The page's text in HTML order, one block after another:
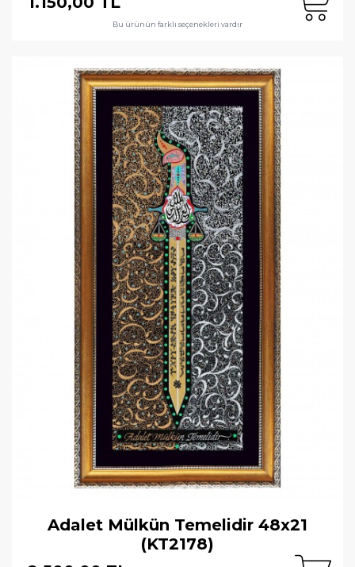
Bu ürünün farklı seçenekleri vardır
Adalet Mülkün Temelidir 48x21
(KT2178)